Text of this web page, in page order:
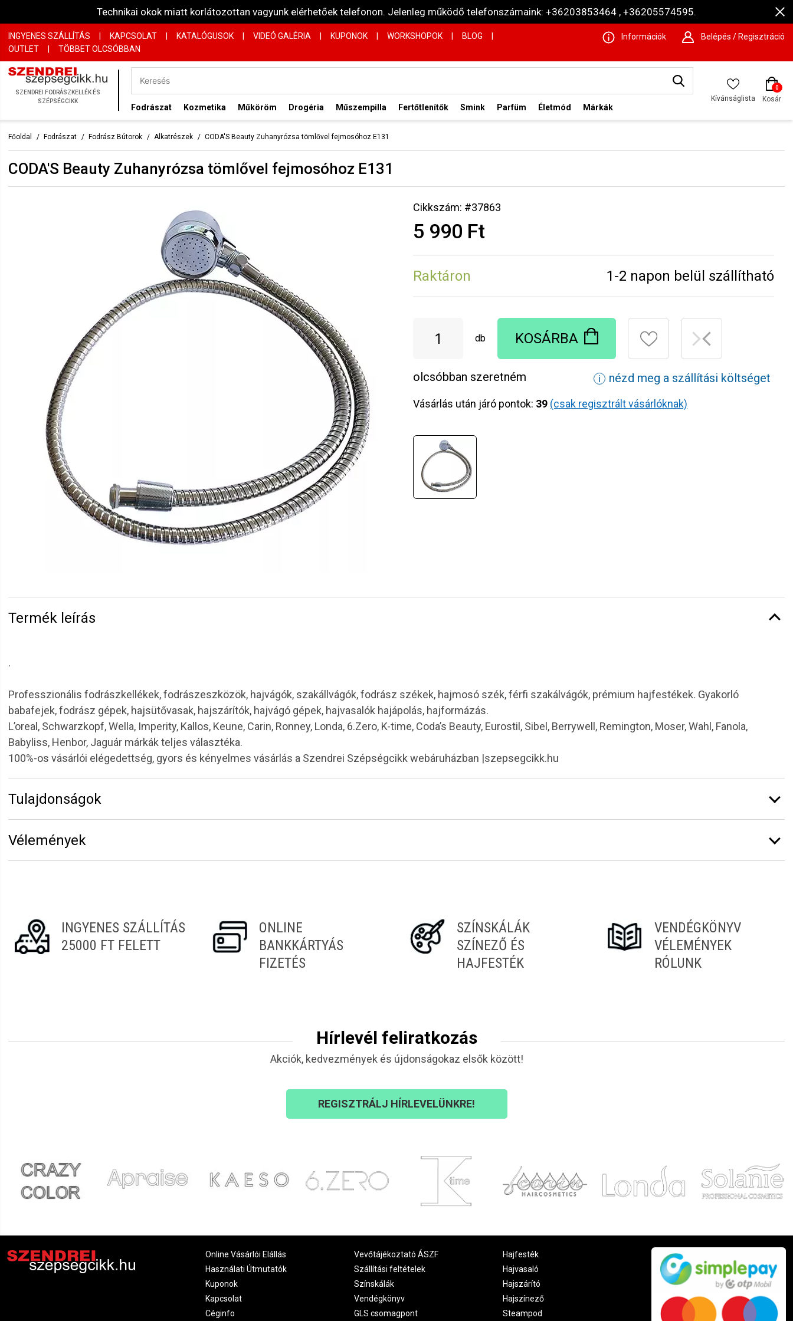
Technikai okok miatt korlátozottan vagyunk elérhetőek telefonon. Jelenleg működő telefonszámaink: +36203853464 , +36205574595.
INGYENES SZÁLLÍTÁS KAPCSOLAT KATALÓGUSOK VIDEÓ GALÉRIA KUPONOK WORKSHOPOK BLOG
OUTLET
| TÖBBET OLCSÓBBAN
Információk Belépés / Regisztráció
SZENDREI FODRÁSZKELLÉK ÉS
SZÉPSÉGCIKK
Fodrászat Kozmetika Műköröm Drogéria Műszempilla Fertőtlenítők Smink Parfüm Életmód Márkák
Kívánságlista
0
Kosár
Főoldal Fodrászat Fodrász Bútorok Alkatrészek CODA'S Beauty Zuhanyrózsa tömlővel fejmosóhoz E131
CODA'S Beauty Zuhanyrózsa tömlővel fejmosóhoz E131
Cikkszám: #37863
5 990 Ft
Raktáron 1-2 napon belül szállítható
db KOSÁRBA
olcsóbban szeretném ℹ nézd meg a szállítási költséget
Vásárlás után járó pontok: 39 (csak regisztrált vásárlóknak)
Termék leírás
.
Professzionális fodrászkellékek, fodrászeszközök, hajvágók, szakállvágók, fodrász székek, hajmosó szék, férfi szakálvágók, prémium hajfestékek. Gyakorló
babafejek, fodrász gépek, hajsütővasak, hajszárítók, hajvágó gépek, hajvasalók hajápolás, hajformázás.
L’oreal, Schwarzkopf, Wella, Imperity, Kallos, Keune, Carin, Ronney, Londa, 6.Zero, K-time, Coda’s Beauty, Eurostil, Sibel, Berrywell, Remington, Moser, Wahl, Fanola,
Babyliss, Henbor, Jaguár márkák teljes választéka.
100%-os vásárlói elégedettség, gyors és kényelmes vásárlás a Szendrei Szépségcikk webáruházban |szepsegcikk.hu
Tulajdonságok
Vélemények
INGYENES SZÁLLÍTÁS
25000 FT FELETT
ONLINE
BANKKÁRTYÁS
FIZETÉS
SZÍNSKÁLÁK
SZÍNEZŐ ÉS
HAJFESTÉK
VENDÉGKÖNYV
VÉLEMÉNYEK
RÓLUNK
Hírlevél feliratkozás
Akciók, kedvezmények és újdonságokaz elsők között!
REGISZTRÁLJ HÍRLEVELÜNKRE!
Online Vásárlói Elállás
Használati Útmutatók
Kuponok
Kapcsolat
Céginfo
Vevőtájékoztató ÁSZF
Szállítási feltételek
Színskálák
Vendégkönyv
GLS csomagpont
Hajfesték
Hajvasaló
Hajszárító
Hajszínező
Steampod